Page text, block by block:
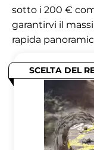
sotto i 200 €
garantirvi il
rapida
SCELTA DEL